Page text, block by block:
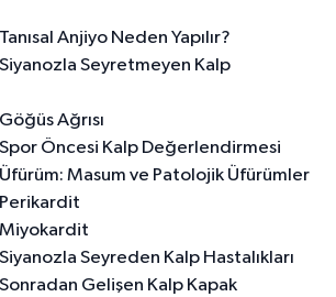
Anjiyo Neden Yapılır?
Seyretmeyen Kalp
Ağrısı
Öncesi Kalp Değerlendirmesi
Masum ve Patolojik Üfürümler
Seyreden Kalp Hastalıkları
Gelişen Kalp Kapak